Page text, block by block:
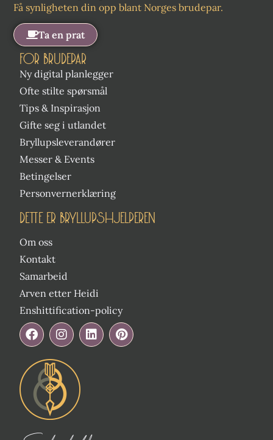
Få synligheten din opp blant Norges brudepar.
Ta en prat
FOR BRUDEPAR
Ny digital planlegger
Ofte stilte spørsmål
Tips & Inspirasjon
Gifte seg i utlandet
Bryllupsleverandører
Messer & Events
Betingelser
Personvernerklæring
DETTE ER BRYLLUPSHJELPEREN
Om oss
Kontakt
Samarbeid
Arven etter Heidi
Enshittification-policy